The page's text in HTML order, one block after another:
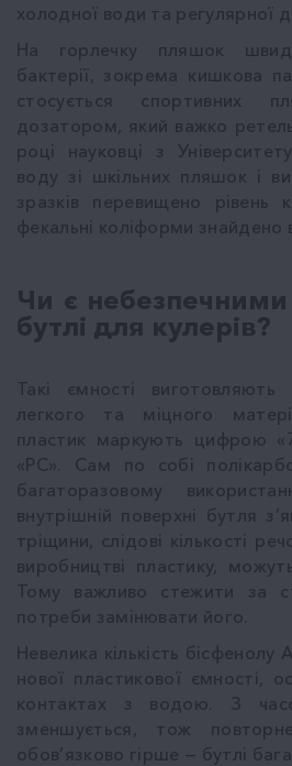
холодної води та регулярної
На горлечку пляшок
бактерії, зокрема кишкова
стосується спортивних
дозатором, який важко
році науковці з
воду зі шкільних пляшок і
зразків перевищено рівень
фекальні коліформи знайдено
Чи є небезпечними
бутлі для кулерів?
Такі ємності
легкого та міцного
пластик маркують цифрою
«PC». Сам по собі
багаторазовому
внутрішній поверхні бутля
тріщини, слідові кількості
виробництві пластику,
Тому важливо стежити за
потреби замінювати його.
Невелика кількість бісфенолу
нової пластикової ємності,
контактах з водою. З
зменшується, тож
обов’язково гірше — бутлі